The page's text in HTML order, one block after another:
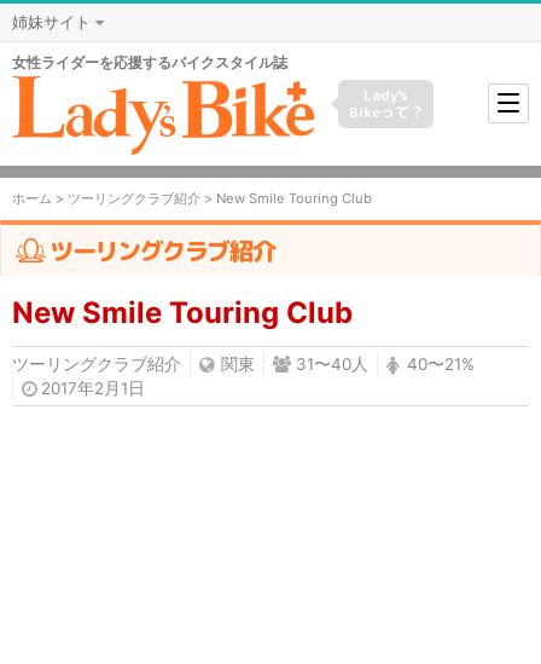
姉妹サイト
女性ライダーを応援するバイクスタイル誌
Lady's
Bikeって？
ホーム > ツーリングクラブ紹介 > New Smile Touring Club
ツーリングクラブ紹介
New Smile Touring Club
ツーリングクラブ紹介 関東 31〜40人
40〜21%
2017年2月1日